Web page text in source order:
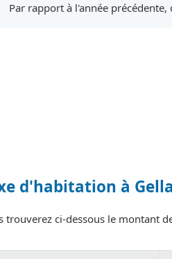
Par rapport à l'année précédente,
d'habitation à
trouverez ci-dessous le montant